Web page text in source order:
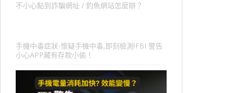
不小心點到詐騙網址 / 釣魚網站怎麼辦？
手機中毒症狀-懷疑手機中毒,即刻檢測!FBI 警告
小心APP藏有存款小偷！